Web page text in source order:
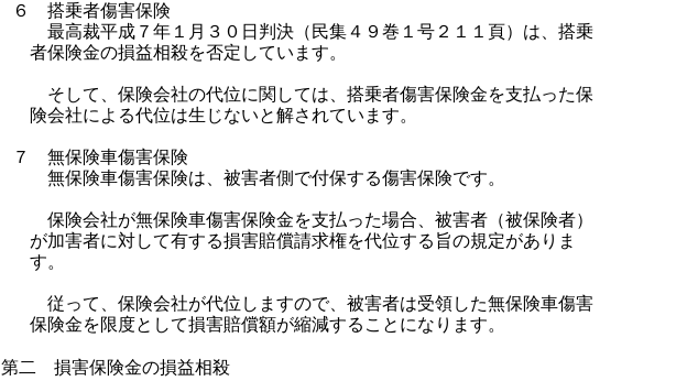
６ 搭乗者傷害保険
最高裁平成７年１月３０日判決（民集４９巻１号２１１頁）は、搭乗
者保険金の損益相殺を否定しています。
そして、保険会社の代位に関しては、搭乗者傷害保険金を支払った保
険会社による代位は生じないと解されています。
７ 無保険車傷害保険
無保険車傷害保険は、被害者側で付保する傷害保険です。
保険会社が無保険車傷害保険金を支払った場合、被害者（被保険者）
が加害者に対して有する損害賠償請求権を代位する旨の規定がありま
す。
従って、保険会社が代位しますので、被害者は受領した無保険車傷害
保険金を限度として損害賠償額が縮減することになります。
第二 損害保険金の損益相殺